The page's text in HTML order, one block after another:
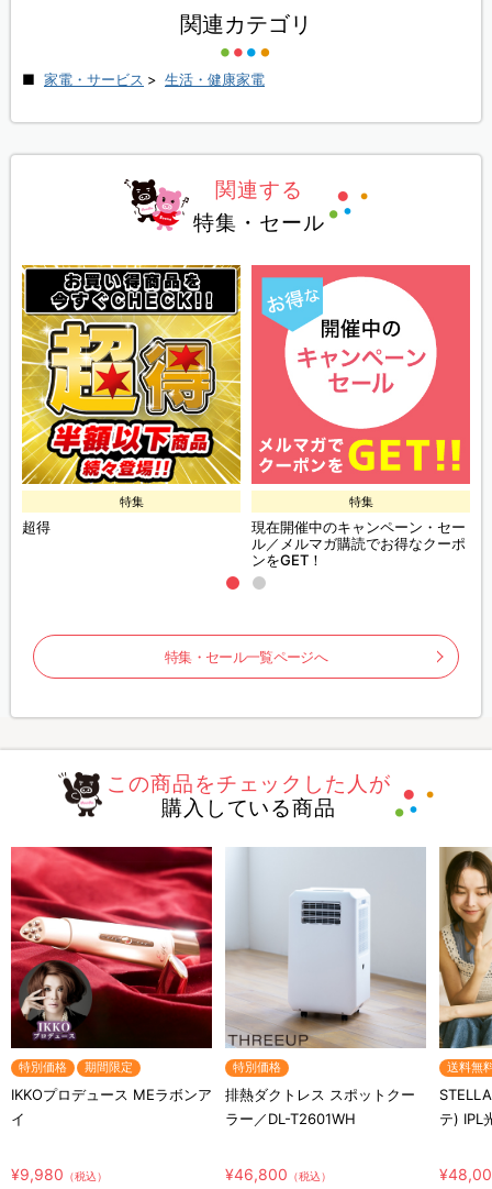
関連カテゴリ
家電・サービス > 生活・健康家電
関連する
特集・セール
特集
超得
特集
現在開催中のキャンペーン・セー
ル／メルマガ購読でお得なクーポ
ンをGET！
特集・セール一覧ページへ
この商品をチェックした人が
購入している商品
特別価格 期間限定
IKKOプロデュース MEラボンア
イ
¥9,980 （税込）
特別価格
排熱ダクトレス スポットクー
ラー／DL-T2601WH
¥46,800 （税込）
送料無
テ) IPL